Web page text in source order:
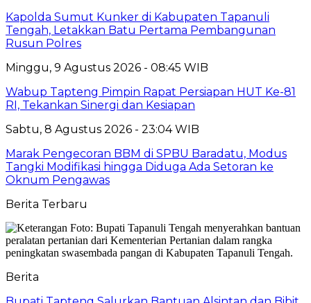
Kapolda Sumut Kunker di Kabupaten Tapanuli
Tengah, Letakkan Batu Pertama Pembangunan
Rusun Polres
Minggu, 9 Agustus 2026 - 08:45 WIB
Wabup Tapteng Pimpin Rapat Persiapan HUT Ke-81
RI, Tekankan Sinergi dan Kesiapan
Sabtu, 8 Agustus 2026 - 23:04 WIB
Marak Pengecoran BBM di SPBU Baradatu, Modus
Tangki Modifikasi hingga Diduga Ada Setoran ke
Oknum Pengawas
Berita Terbaru
Berita